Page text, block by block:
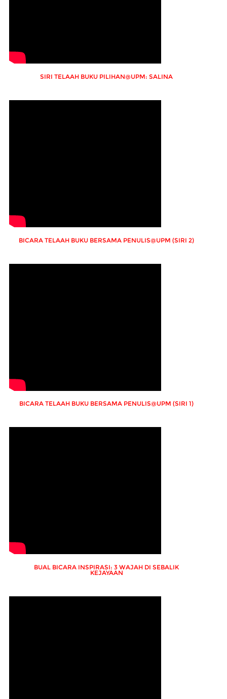
SIRI TELAAH BUKU PILIHAN@UPM: SALINA
BICARA TELAAH BUKU BERSAMA PENULIS@UPM (SIRI 2)
BICARA TELAAH BUKU BERSAMA PENULIS@UPM (SIRI 1)
BUAL BICARA INSPIRASI: 3 WAJAH DI SEBALIK
KEJAYAAN